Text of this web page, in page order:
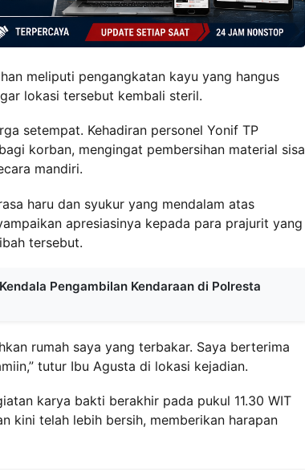
meliputi pengangkatan kayu yang hangus
lokasi tersebut kembali steril.
setempat. Kehadiran personel Yonif TP
korban, mengingat pembersihan material sisa
mandiri.
haru dan syukur yang mendalam atas
apresiasinya kepada para prajurit yang
tersebut.
Pengambilan Kendaraan di Polresta
rumah saya yang terbakar. Saya berterima
tutur Ibu Agusta di lokasi kejadian.
karya bakti berakhir pada pukul 11.30 WIT
kini telah lebih bersih, memberikan harapan